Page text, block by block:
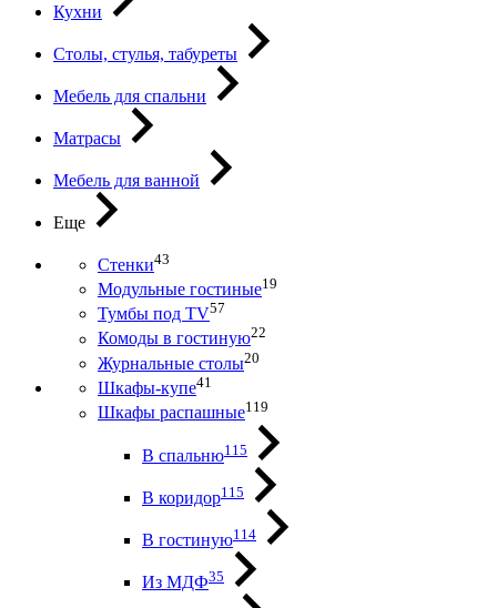
Кухни
Столы, стулья, табуреты
Мебель для спальни
Матрасы
Мебель для ванной
Еще
Стенки43
Модульные гостиные19
Тумбы под ТV57
Комоды в гостиную22
Журнальные столы20
Шкафы-купе41
Шкафы распашные119
В спальню115
В коридор115
В гостиную114
Из МДФ35